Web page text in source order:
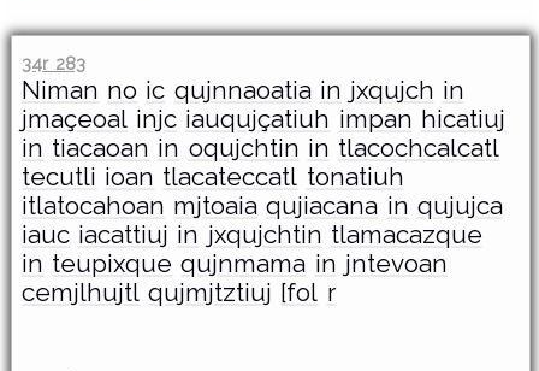
34r 283
Niman no ic qujnnaoatia in jxqujch in
jmaçeoal injc iauqujçatiuh impan hicatiuj
in tiacaoan in oqujchtin in tlacochcalcatl
tecutli ioan tlacateccatl tonatiuh
itlatocahoan mjtoaia qujiacana in qujujca
iauc iacattiuj in jxqujchtin tlamacazque
in teupixque qujnmama in jntevoan
cemjlhujtl qujmjtztiuj [fol r